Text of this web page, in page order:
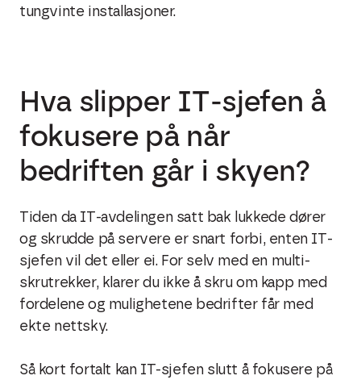
tungvinte installasjoner.
Hva slipper IT-sjefen å
fokusere på når
bedriften går i skyen?
Tiden da IT-avdelingen satt bak lukkede dører
og skrudde på servere er snart forbi, enten IT-
sjefen vil det eller ei. For selv med en multi-
skrutrekker, klarer du ikke å skru om kapp med
fordelene og mulighetene bedrifter får med
ekte nettsky.
Så kort fortalt kan IT-sjefen slutt å fokusere på